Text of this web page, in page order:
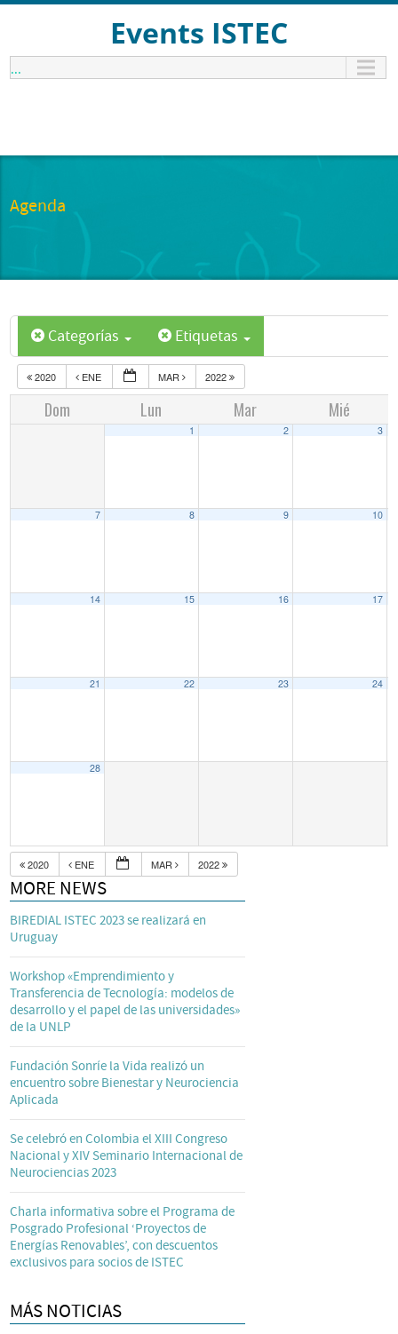
Events ISTEC
...
Agenda
Categorías Etiquetas
2020 ENE MAR 2022
Dom Lun Mar Mié
1 2 3
7 8 9 10
14 15 16 17
21 22 23 24
28
2020 ENE MAR 2022
MORE NEWS
BIREDIAL ISTEC 2023 se realizará en
Uruguay
Workshop «Emprendimiento y
Transferencia de Tecnología: modelos de
desarrollo y el papel de las universidades»
de la UNLP
Fundación Sonríe la Vida realizó un
encuentro sobre Bienestar y Neurociencia
Aplicada
Se celebró en Colombia el XIII Congreso
Nacional y XIV Seminario Internacional de
Neurociencias 2023
Charla informativa sobre el Programa de
Posgrado Profesional ‘Proyectos de
Energías Renovables’, con descuentos
exclusivos para socios de ISTEC
MÁS NOTICIAS